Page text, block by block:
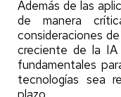
Además de las
de manera
consideraciones
creciente de la IA
fundamentales
tecnologías sea